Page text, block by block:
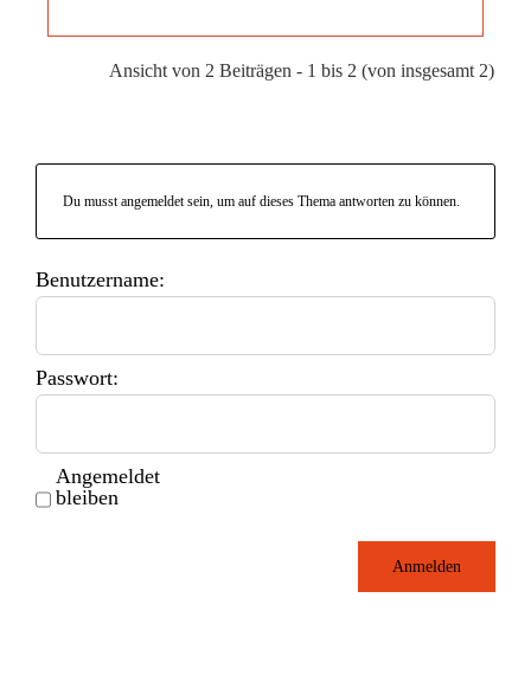
Ansicht von 2 Beiträgen - 1 bis 2 (von insgesamt 2)
Du musst angemeldet sein, um auf dieses Thema antworten zu können.
Benutzername:
Passwort:
Angemeldet
bleiben
Anmelden